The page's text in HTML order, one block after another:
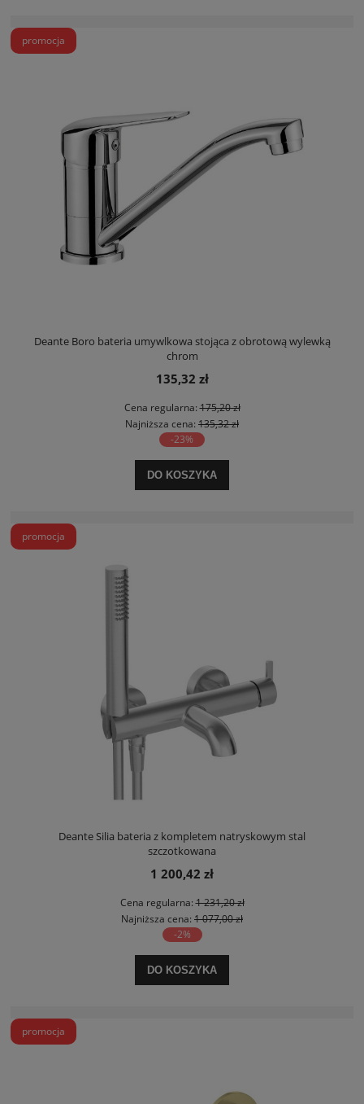
Deante Boro bateria umywlkowa stojąca z obrotową wylewką
chrom
135,32 zł
Cena regularna:175,20 zł
Najniższa cena: 135,32 zł
-23%
DO KOSZYKA
promocja
Deante Silia bateria z kompletem natryskowym stal
szczotkowana
1 200,42 zł
Cena regularna:1 231,20 zł
Najniższa cena: 1 077,00 zł
-2%
DO KOSZYKA
promocja
promocja